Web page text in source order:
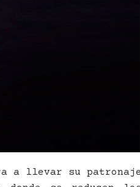
a llevar su